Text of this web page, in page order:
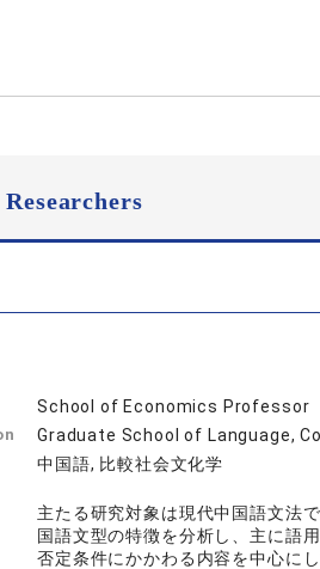
School of Economics Professor
Graduate School of Language,
中国語, 比較社会文化学
主たる研究対象は現代中国語文法
国語文型の特徴を分析し、主に語
否定条件にかかわる内容を中心に